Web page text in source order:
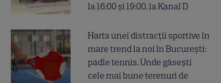
la 16:00 și 19:00, la Kanal D
Harta unei distracții sportive în
mare trend la noi în București:
padle tennis. Unde găsești
cele mai bune terenuri de